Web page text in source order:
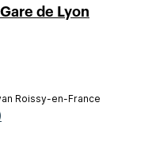
de Lyon
Roissy-en-France